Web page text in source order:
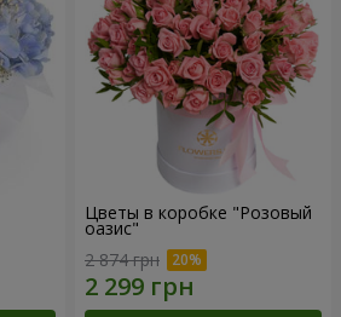
Цветы в коробке "Розовый
оазис"
2 874 грн